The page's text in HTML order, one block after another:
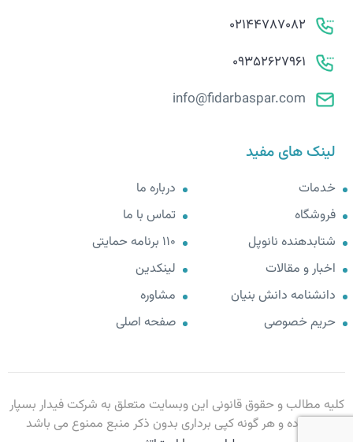
02144787082
09352627961
info@fidarbaspar.com
لینک های مفید
خدمات
فروشگاه
شتابدهنده نانوپل
اخبار و مقالات
دانشنامه دانش بنیان
حریم خصوصی
درباره ما
تماس با ما
110 برنامه حمایتی
لینکدین
مشاوره
صفحه اصلی
کلیه مطالب و حقوق قانونی این وبسایت متعلق به شرکت فیدار بسپار
ارک بوده و هر گونه کپی برداری بدون ذکر منبع ممنوع می باشد